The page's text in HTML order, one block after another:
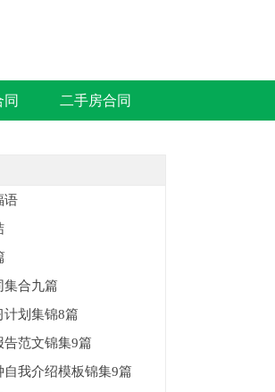
二手房合同
语
集合九篇
计划集锦8篇
告范文锦集9篇
我介绍模板锦集9篇